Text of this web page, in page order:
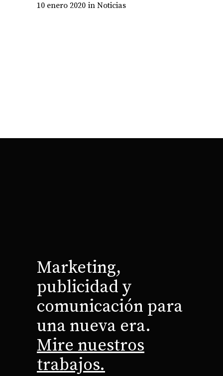
10 enero 2020 in Noticias
Marketing,
publicidad y
comunicación para
una nueva era.
Mire nuestros
trabajos.